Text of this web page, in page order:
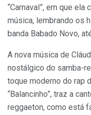
“Carnaval”, em que
música, lembrando os
banda Babado Novo,
A nova música de
nostálgico do samba-
toque moderno do rap
“Balancinho”, traz a
reggaeton, como está